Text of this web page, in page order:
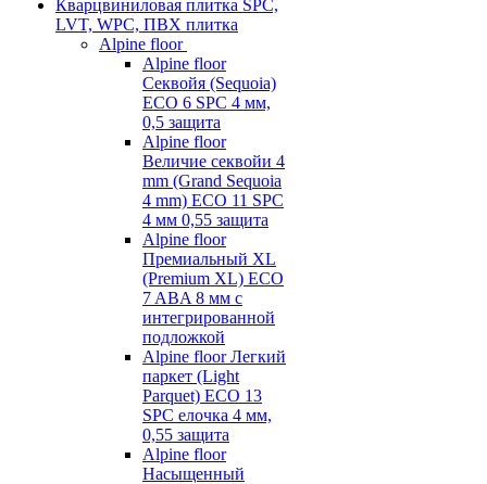
Кварцвиниловая плитка SPC,
LVT, WPC, ПВХ плитка
Alpine floor
Alpine floor
Секвойя (Sequoia)
ECO 6 SPC 4 мм,
0,5 защита
Alpine floor
Величие секвойи 4
mm (Grand Sequoia
4 mm) ECO 11 SPC
4 мм 0,55 защита
Alpine floor
Премиальный XL
(Premium XL) ECO
7 ABA 8 мм с
интегрированной
подложкой
Alpine floor Легкий
паркет (Light
Parquet) ECO 13
SPC елочка 4 мм,
0,55 защита
Alpine floor
Насыщенный